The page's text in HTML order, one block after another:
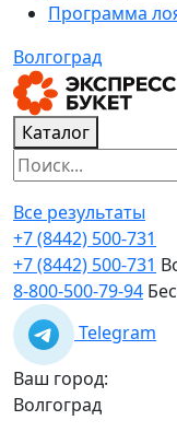
Программа
Волгоград
Каталог
Все результаты
+7 (8442) 500-731
+7 (8442) 500-731
8-800-500-79-94
Telegram
Ваш город:
Волгоград